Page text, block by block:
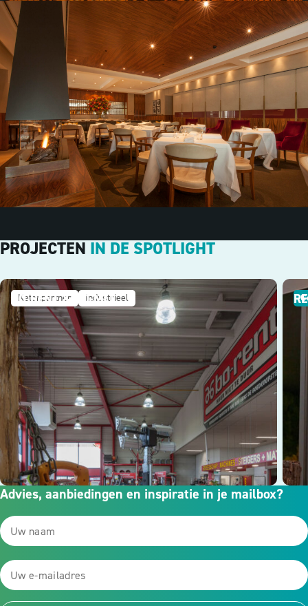
PROJECTEN IN DE SPOTLIGHT
Ketenpartner Industrieel
BO-RENT & BO-MIJ
Advies, aanbiedingen en inspiratie in je mailbox?